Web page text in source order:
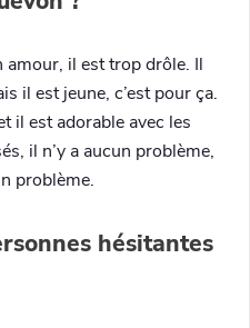
amour, il est trop drôle. Il
il est jeune, c’est pour ça.
il est adorable avec les
il n’y a aucun problème,
problème.
hésitantes